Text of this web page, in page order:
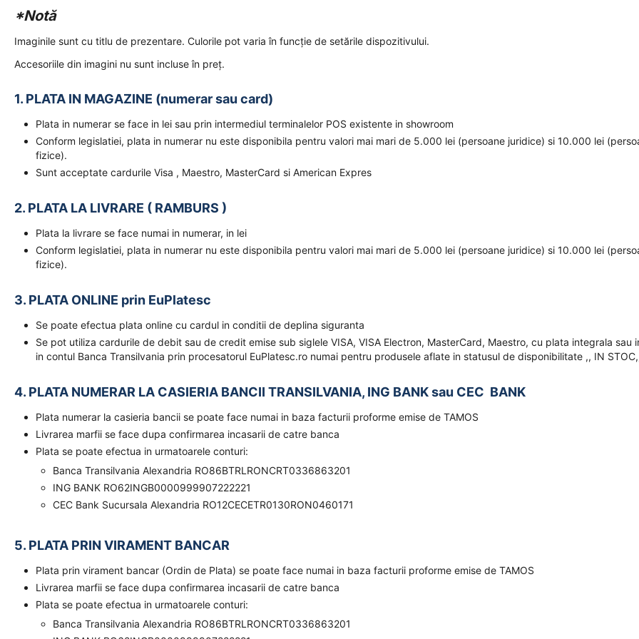
*Notă
Imaginile sunt cu titlu de prezentare. Culorile pot varia în funcție de setările dispozitivului.
Accesoriile din imagini nu sunt incluse în preț.
1. PLATA IN MAGAZINE (numerar sau card)
Plata in numerar se face in lei sau prin intermediul terminalelor POS existente in showroom
Conform legislatiei, plata in numerar nu este disponibila pentru valori mai mari de 5.000 lei (persoane juridice) si 10.000 lei
fizice).
Sunt acceptate cardurile Visa , Maestro, MasterCard si American Expres
2. PLATA LA LIVRARE ( RAMBURS )
Plata la livrare se face numai in numerar, in lei
Conform legislatiei, plata in numerar nu este disponibila pentru valori mai mari de 5.000 lei (persoane juridice) si 10.000 lei
fizice).
3. PLATA ONLINE prin EuPlatesc
Se poate efectua plata online cu cardul in conditii de deplina siguranta
Se pot utiliza cardurile de debit sau de credit emise sub siglele VISA, VISA Electron, MasterCard, Maestro, cu plata integrala sau
in contul Banca Transilvania prin procesatorul EuPlatesc.ro numai pentru produsele aflate in statusul de disponibilitate ,, IN
4. PLATA NUMERAR LA CASIERIA BANCII TRANSILVANIA, ING BANK sau CEC BANK
Plata numerar la casieria bancii se poate face numai in baza facturii proforme emise de TAMOS
Livrarea marfii se face dupa confirmarea incasarii de catre banca
Plata se poate efectua in urmatoarele conturi:
Banca Transilvania Alexandria RO86BTRLRONCRT0336863201
ING BANK RO62INGB0000999907222221
CEC Bank Sucursala Alexandria RO12CECETR0130RON0460171
5. PLATA PRIN VIRAMENT BANCAR
Plata prin virament bancar (Ordin de Plata) se poate face numai in baza facturii proforme emise de TAMOS
Livrarea marfii se face dupa confirmarea incasarii de catre banca
Plata se poate efectua in urmatoarele conturi:
Banca Transilvania Alexandria RO86BTRLRONCRT0336863201